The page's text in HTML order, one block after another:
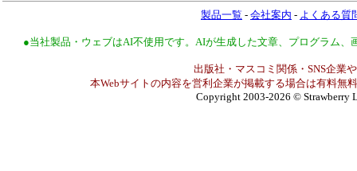
製品一覧 - 会社案内 - よくある質
●当社製品・ウェブはAI不使用です。AIが生成した文章、プログラム
出版社・マスコミ関係・SNS企業
本Webサイトの内容を営利企業が掲載する場合は有料無
Copyright 2003-2026 © Strawberry